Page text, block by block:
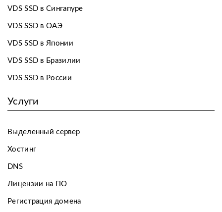
VDS SSD в Сингапуре
VDS SSD в ОАЭ
VDS SSD в Японии
VDS SSD в Бразилии
VDS SSD в России
Услуги
Выделенный сервер
Хостинг
DNS
Лицензии на ПО
Регистрация домена